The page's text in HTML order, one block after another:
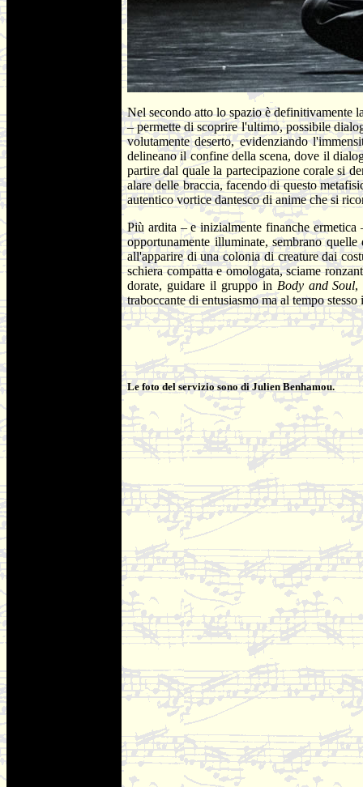
Nel secondo atto lo spazio è definitivamente
– permette di scoprire l'ultimo, possibile
volutamente deserto, evidenziando
delineano il confine della scena, dove il
partire dal quale la partecipazione corale si
alare delle braccia, facendo di questo
autentico vortice dantesco di anime che si
Più ardita – e inizialmente finanche
opportunamente illuminate, sembrano
all'apparire di una colonia di creature dai
schiera compatta e omologata, sciame
dorate, guidare il gruppo in Body and Soul,
traboccante di entusiasmo ma al tempo
Le foto del servizio sono di Julien Benhamou.